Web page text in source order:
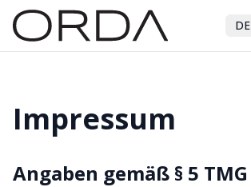
DE
Impressum
Angaben gemäß § 5 TMG